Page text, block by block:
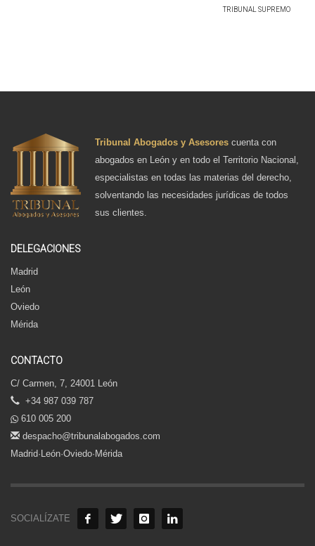
TRIBUNAL SUPREMO
Tribunal Abogados y Asesores cuenta con
abogados en León y en todo el Territorio Nacional,
especialistas en todas las materias del derecho,
solventando las necesidades jurídicas de todos
sus clientes.
DELEGACIONES
Madrid
León
Oviedo
Mérida
CONTACTO
C/ Carmen, 7, 24001 León
+34 987 039 787
610 005 200
despacho@tribunalabogados.com
Madrid·León·Oviedo·Mérida
SOCIALÍZATE